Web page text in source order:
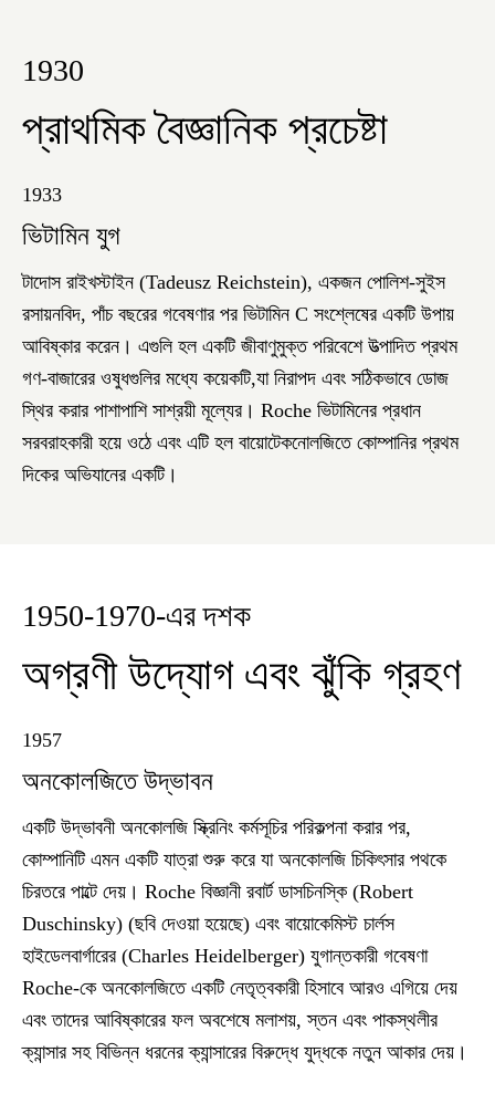
1930
প্রাথমিক বৈজ্ঞানিক প্রচেষ্টা
1933
ভিটামিন যুগ
টাদোস রাইখস্টাইন (Tadeusz Reichstein), একজন পোলিশ-সুইস
রসায়নবিদ, পাঁচ বছরের গবেষণার পর ভিটামিন C সংশ্লেষের একটি উপায়
আবিষ্কার করেন। এগুলি হল একটি জীবাণুমুক্ত পরিবেশে উত্পাদিত প্রথম
গণ-বাজারের ওষুধগুলির মধ্যে কয়েকটি,যা নিরাপদ এবং সঠিকভাবে ডোজ
স্থির করার পাশাপাশি সাশ্রয়ী মূল্যের। Roche ভিটামিনের প্রধান
সরবরাহকারী হয়ে ওঠে এবং এটি হল বায়োটেকনোলজিতে কোম্পানির প্রথম
দিকের অভিযানের একটি।
1950-1970-এর দশক
অগ্রণী উদ্যোগ এবং ঝুঁকি গ্রহণ
1957
অনকোলজিতে উদ্ভাবন
একটি উদ্ভাবনী অনকোলজি স্ক্রিনিং কর্মসূচির পরিকল্পনা করার পর,
কোম্পানিটি এমন একটি যাত্রা শুরু করে যা অনকোলজি চিকিৎসার পথকে
চিরতরে পাল্টে দেয়। Roche বিজ্ঞানী রবার্ট ডাসচিনস্কি (Robert
Duschinsky) (ছবি দেওয়া হয়েছে) এবং বায়োকেমিস্ট চার্লস
হাইডেলবার্গারের (Charles Heidelberger) যুগান্তকারী গবেষণা
Roche-কে অনকোলজিতে একটি নেতৃত্বকারী হিসাবে আরও এগিয়ে দেয়
এবং তাদের আবিষ্কারের ফল অবশেষে মলাশয়, স্তন এবং পাকস্থলীর
ক্যান্সার সহ বিভিন্ন ধরনের ক্যান্সারের বিরুদ্ধে যুদ্ধকে নতুন আকার দেয়।